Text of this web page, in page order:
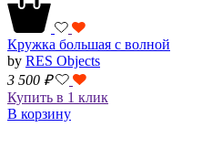
Кружка большая с волной
by RES Objects
3 500 ₽
Купить в 1 клик
В корзину